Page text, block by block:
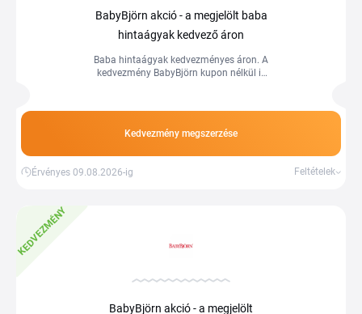
BabyBjörn akció - a megjelölt baba
hintaágyak kedvező áron
Baba hintaágyak kedvezményes áron. A
kedvezmény BabyBjörn kupon nélkül is
Kedvezmény megszerzése
Érvényes 09.08.2026-ig Feltételek
KEDVEZMÉNY
BabyBjörn akció - a megjelölt